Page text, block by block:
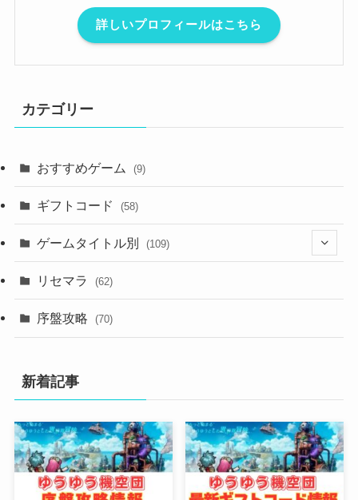
詳しいプロフィールはこちら
カテゴリー
おすすめゲーム (9)
ギフトコード (58)
ゲームタイトル別 (109)
(2)
(2)
リセマラ (62)
序盤攻略 (70)
新着記事